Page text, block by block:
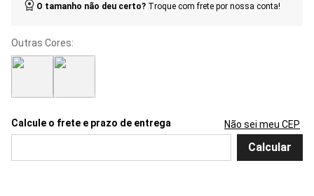
O tamanho não deu certo? Troque com frete por nossa conta!
Não sei meu CEP